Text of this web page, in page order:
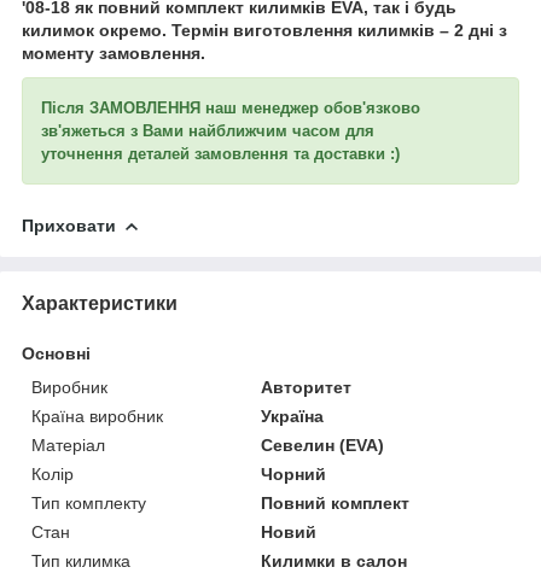
'08-18 як повний комплект килимків EVA, так і будь
килимок окремо. Термін виготовлення килимків – 2 дні з
моменту замовлення.
Після ЗАМОВЛЕННЯ наш менеджер обов'язково
зв'яжеться з Вами найближчим часом для
уточнення деталей замовлення та доставки :)
Приховати
Характеристики
Основні
Виробник
Авторитет
Країна виробник
Україна
Матеріал
Севелин (EVA)
Колір
Чорний
Тип комплекту
Повний комплект
Стан
Новий
Тип килимка
Килимки в салон